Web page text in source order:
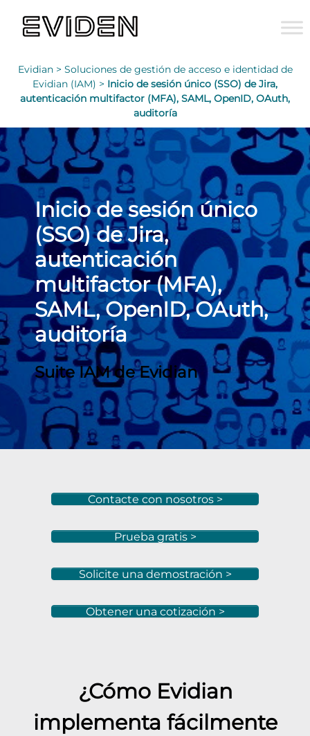
Evidian > Soluciones de gestión de acceso e identidad de
Evidian (IAM) > Inicio de sesión único (SSO) de Jira,
autenticación multifactor (MFA), SAML, OpenID, OAuth,
auditoría
Inicio de sesión único
(SSO) de Jira,
autenticación
multifactor (MFA),
SAML, OpenID, OAuth,
auditoría
Suite IAM de Evidian
Contacte con nosotros >
Prueba gratis >
Solicite una demostración >
Obtener una cotización >
¿Cómo Evidian
implementa fácilmente